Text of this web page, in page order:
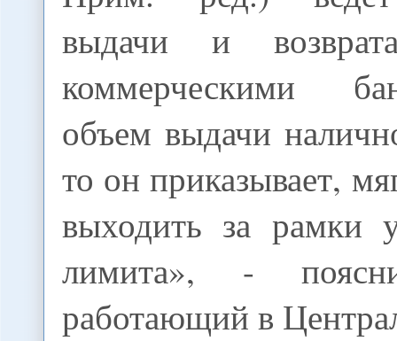
выдачи и
коммерческими
объем выдачи
то он приказывает,
выходить за рамки
лимита», -
работающий в